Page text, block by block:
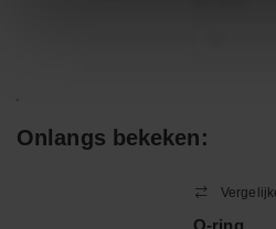
Onlangs bekeken:
O-ring